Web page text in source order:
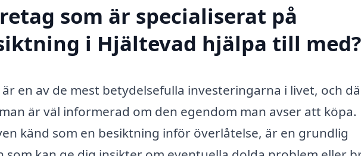
som är specialiserat på
i Hjältevad hjälpa till med?
en av de mest betydelsefulla investeringarna i livet, och
är väl informerad om den egendom man avser att köpa.
känd som en besiktning inför överlåtelse, är en grundlig